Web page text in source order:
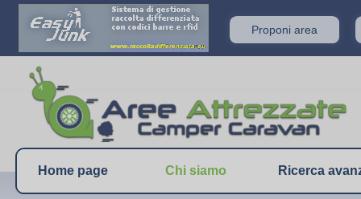
Home page Chi siamo Ricerca
Proponi area